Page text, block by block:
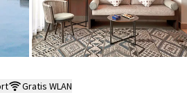
Gratis WLAN